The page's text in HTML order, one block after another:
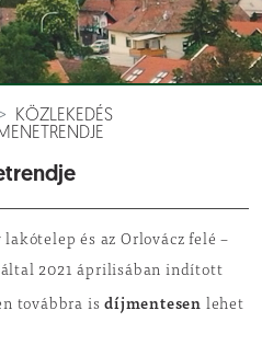
KÖZLEKEDÉS
és az Orlovácz felé –
2021 áprilisában indított
továbbra isdíjmentesen lehet